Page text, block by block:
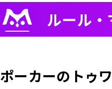
ルール
ポーカーのトゥ